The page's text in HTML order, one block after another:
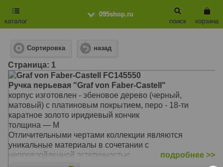
095shop.ru
каталог
корзина
поиск
Сортировка назад
Cтраница: 1
Graf von Faber-Castell FC145550
Ручка перьевая "Graf von Faber-Castell"
корпус изготовлен - эбеновое дерево (черный,
матовый) с платиновым покрытием, перо - 18-ти
каратное золото иридиевый кончик
толщина — М
Отличительными чертами коллекции являются
уникальные материалы в сочетании с
непревзойденной эстетичностью.
подробнее >>